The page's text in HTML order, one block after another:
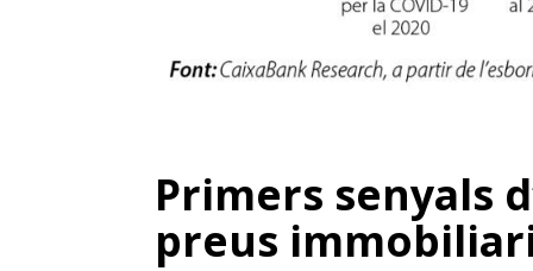
Primers senyals
preus